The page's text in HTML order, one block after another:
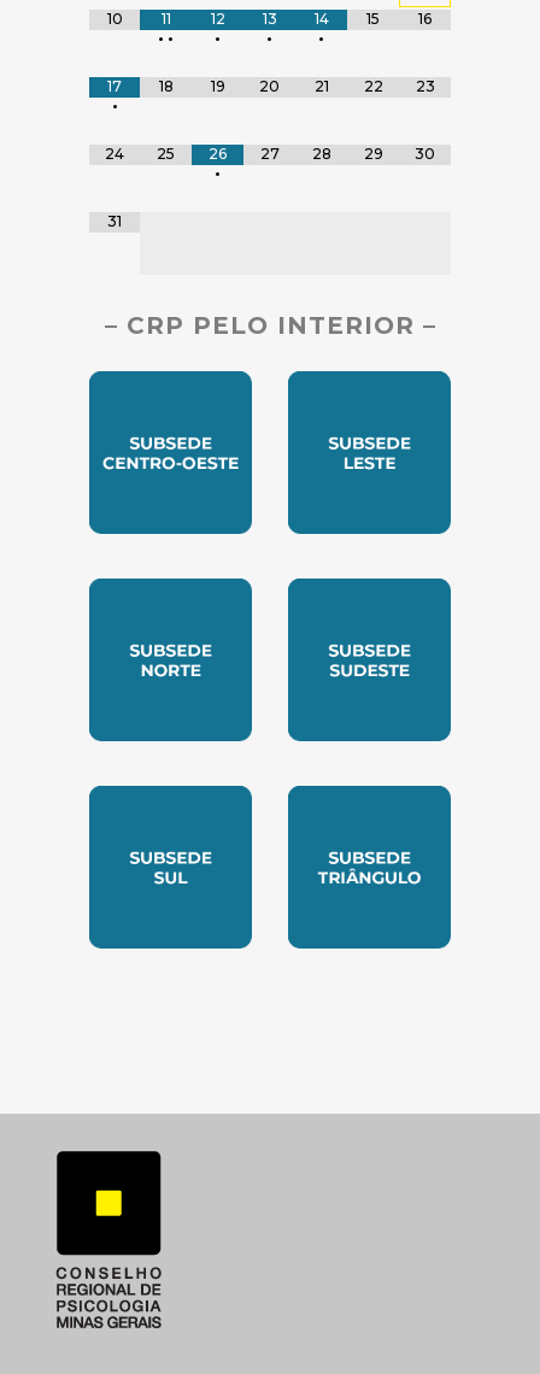
10
11
• •
12
•
13
•
14
•
15 16
17
•
18 19 20 21 22 23
24 25
26
•
27 28 29 30
31
– CRP PELO INTERIOR –